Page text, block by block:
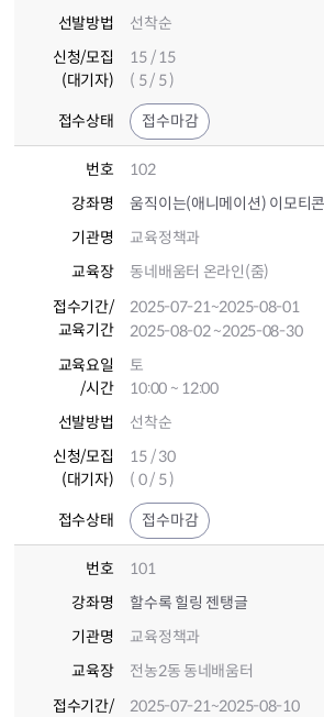
선발방법
선착순
신청/모집
(대기자)
15 / 15
( 5 / 5 )
접수상태 접수마감
번호
102
강좌명
움직이는(애니메이션) 이모티
기관명
교육정책과
교육장
동네배움터 온라인(줌)
접수기간/
교육기간
2025-07-21~2025-08-01
2025-08-02~2025-08-30
교육요일
/시간
토
10:00 ~ 12:00
선발방법
선착순
신청/모집
(대기자)
15 / 30
( 0 / 5 )
접수상태 접수마감
번호
101
강좌명
할수록 힐링 젠탱글
기관명
교육정책과
교육장
전농2동 동네배움터
접수기간/ 2025-07-21~2025-08-10